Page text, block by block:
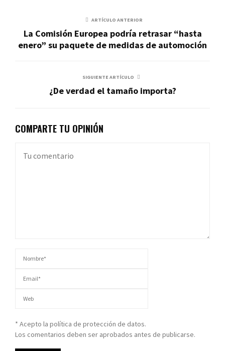
ARTÍCULO ANTERIOR
La Comisión Europea podría retrasar “hasta
enero” su paquete de medidas de automoción
SIGUIENTE ARTÍCULO
¿De verdad el tamaño importa?
COMPARTE TU OPINIÓN
* Acepto la política de protección de datos.
Los comentarios deben ser aprobados antes de publicarse.